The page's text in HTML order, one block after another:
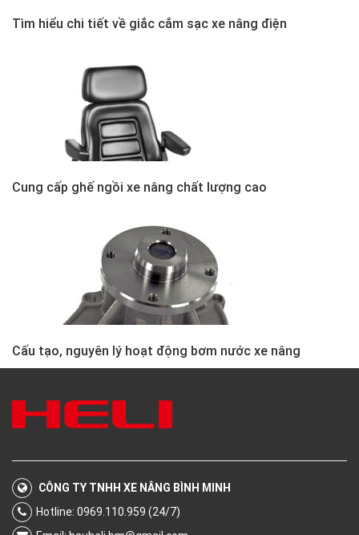
Tìm hiểu chi tiết về giắc cắm sạc xe nâng điện
Cung cấp ghế ngồi xe nâng chất lượng cao
Cấu tạo, nguyên lý hoạt động bơm nước xe nâng
CÔNG TY TNHH XE NÂNG BÌNH MINH
Hotline: 0969.110.959 (24/7)